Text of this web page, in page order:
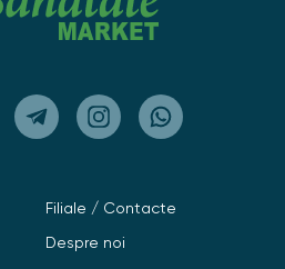
Filiale / Contacte
Despre noi